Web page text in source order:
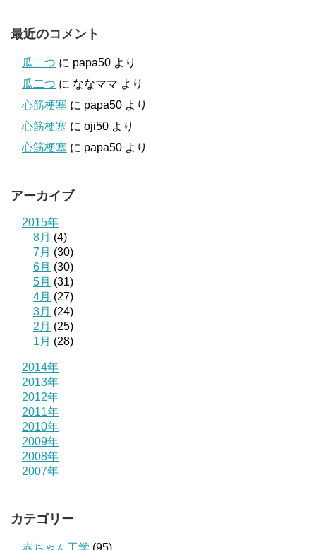
最近のコメント
瓜二つ に papa50 より
瓜二つ に ななママ より
心筋梗塞 に papa50 より
心筋梗塞 に oji50 より
心筋梗塞 に papa50 より
アーカイブ
2015年
8月 (4)
7月 (30)
6月 (30)
5月 (31)
4月 (27)
3月 (24)
2月 (25)
1月 (28)
2014年
2013年
2012年
2011年
2010年
2009年
2008年
2007年
カテゴリー
赤ちゃん工学 (95)